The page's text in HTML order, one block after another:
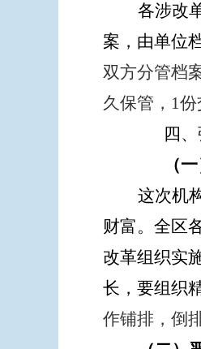
各涉改
案，由单位
双方分管档
久保管， 1
四
（
这次机
财富。全区
改革组织实
长，要组织
作铺排，倒